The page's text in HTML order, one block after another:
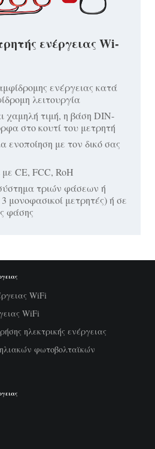
ενέργειας Wi-
ενέργειας κατά
λειτουργία
χαμηλή τιμή, η βάση DIN-
στο κουτί του μετρητή
ενοποίηση με τον δικό σας
CE, FCC, RoH
τριών φάσεων ή
μονοφασικοί μετρητές) ή σε
φάσης
WiFi
WiFi
ηλεκτρικής ενέργειας
φωτοβολταϊκών